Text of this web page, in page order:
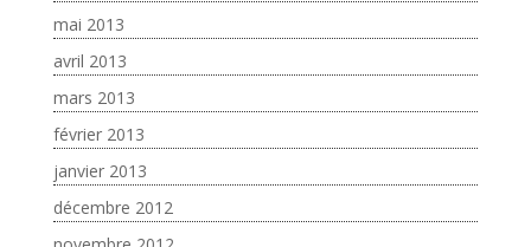
mai 2013
avril 2013
mars 2013
février 2013
janvier 2013
décembre 2012